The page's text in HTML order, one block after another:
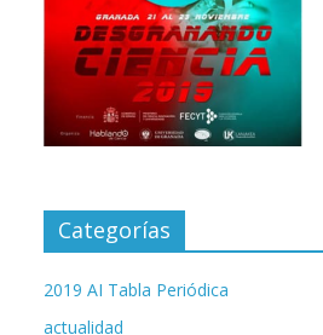
Categorías
2019 AI Tabla Periódica
actualidad